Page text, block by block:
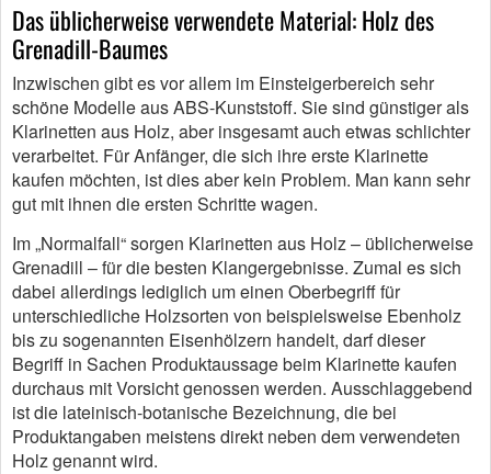
Das üblicherweise verwendete Material: Holz des
Grenadill-Baumes
Inzwischen gibt es vor allem im Einsteigerbereich sehr
schöne Modelle aus ABS-Kunststoff. Sie sind günstiger als
Klarinetten aus Holz, aber insgesamt auch etwas schlichter
verarbeitet. Für Anfänger, die sich ihre erste Klarinette
kaufen möchten, ist dies aber kein Problem. Man kann sehr
gut mit ihnen die ersten Schritte wagen.
Im „Normalfall“ sorgen Klarinetten aus Holz – üblicherweise
Grenadill – für die besten Klangergebnisse. Zumal es sich
dabei allerdings lediglich um einen Oberbegriff für
unterschiedliche Holzsorten von beispielsweise Ebenholz
bis zu sogenannten Eisenhölzern handelt, darf dieser
Begriff in Sachen Produktaussage beim Klarinette kaufen
durchaus mit Vorsicht genossen werden. Ausschlaggebend
ist die lateinisch-botanische Bezeichnung, die bei
Produktangaben meistens direkt neben dem verwendeten
Holz genannt wird.